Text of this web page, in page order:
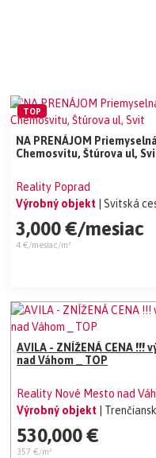
NA PRENÁJOM
Chemosvitu, Štúrova ul,
Reality Poprad
Výrobný objekt
| Svitská
3,000 €/mesiac
4 €/mesiac/m²
TOP
AVILA - ZNÍŽENÁ CENA !!!
nad Váhom _ TOP
Reality Nové Mesto nad
Výrobný objekt
|
530,000 €
357 €/m²